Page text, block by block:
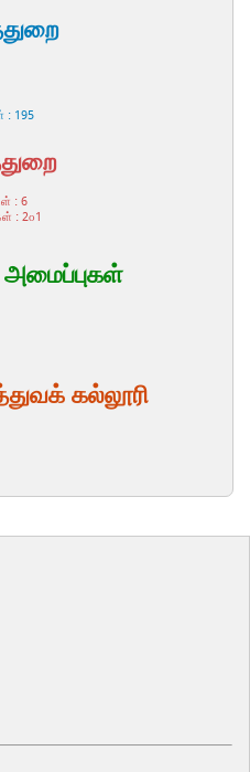
: 195
: 6
: 2௦1
அமைப்புகள்
கல்லூரி